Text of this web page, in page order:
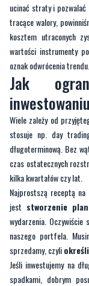
ucinać straty i pozwalać
tracące walory,
kosztem utraconych
wartości instrumenty
oznak odwrócenia trendu.
Jak
Wiele zależy od
stosuje np. day
długoterminową. Bez
czas ostatecznych
kilka kwartałów czy lat.
Najprostszą receptą na
jest stworzenie
wydarzenia.
naszego portfela.
sprzedamy, czyli
Jeśli inwestujemy na
spadkami, dobrym